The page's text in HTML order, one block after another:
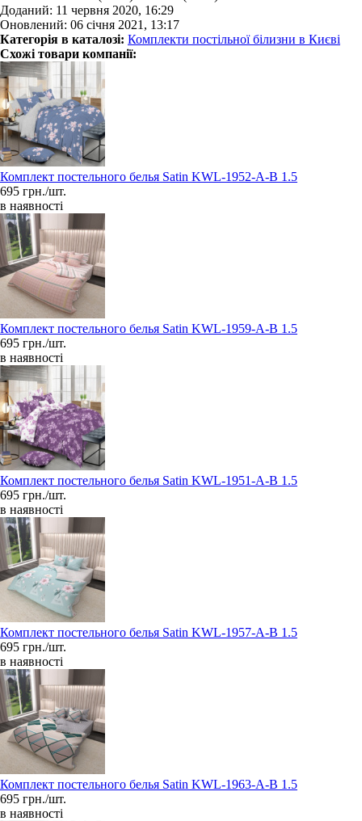
Доданий: 11 червня 2020, 16:29
Оновлений: 06 січня 2021, 13:17
Категорія в каталозі: Комплекти постільної білизни в Києві
Схожі товари компанії:
Комплект постельного белья Satin KWL-1952-A-B 1.5
695 грн./шт.
в наявності
Комплект постельного белья Satin KWL-1959-A-B 1.5
695 грн./шт.
в наявності
Комплект постельного белья Satin KWL-1951-A-B 1.5
695 грн./шт.
в наявності
Комплект постельного белья Satin KWL-1957-A-B 1.5
695 грн./шт.
в наявності
Комплект постельного белья Satin KWL-1963-A-B 1.5
695 грн./шт.
в наявності